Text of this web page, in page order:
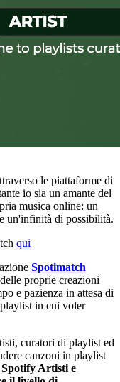
le piattaforme di
io sia un amante del
musica online: un
un'infinità di possibilità.
qui
Spotimatch
proprie creazioni
e pazienza in attesa di
in cui voler
curatori di playlist ed
canzoni in playlist
Artisti e